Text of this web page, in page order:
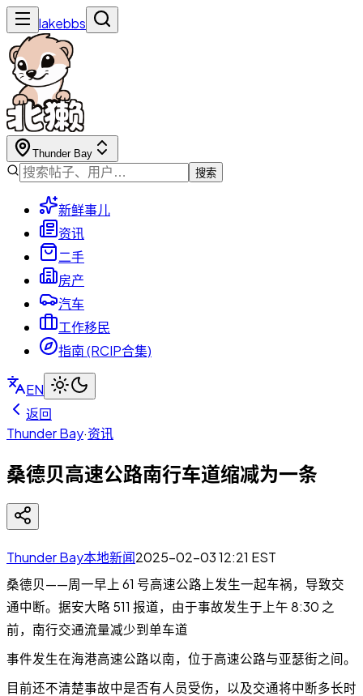
lakebbs
Thunder Bay
搜索
新鲜事儿
资讯
二手
房产
汽车
工作移民
指南 (RCIP合集)
EN
返回
Thunder Bay·资讯
桑德贝高速公路南行车道缩减为一条
Thunder Bay本地新闻2025-02-03 12:21 EST
桑德贝——周一早上 61 号高速公路上发生一起车祸，导致交
通中断。据安大略 511 报道，由于事故发生于上午 8:30 之
前，南行交通流量减少到单车道
事件发生在海港高速公路以南，位于高速公路与亚瑟街之间。
目前还不清楚事故中是否有人员受伤，以及交通将中断多长时